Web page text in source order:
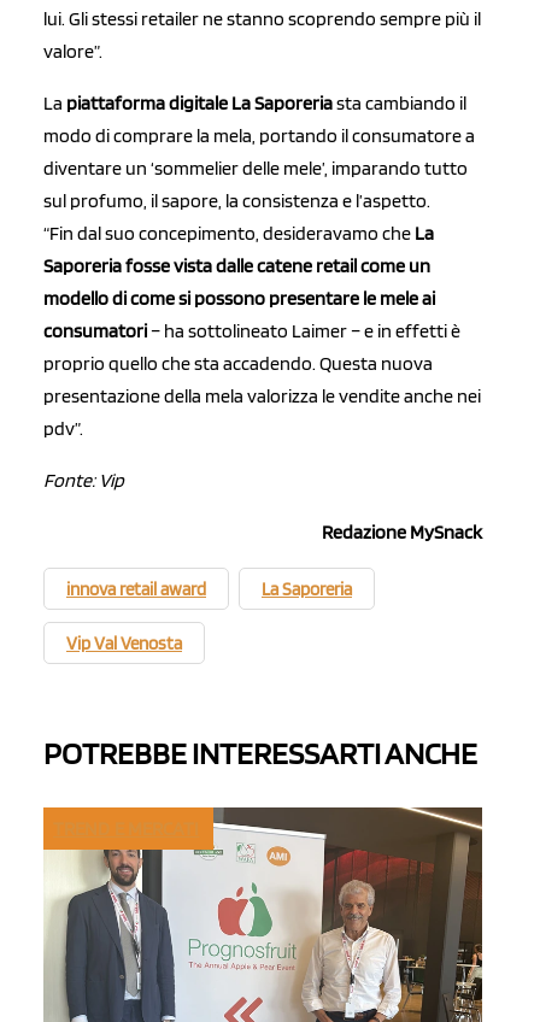
lui. Gli stessi retailer ne stanno scoprendo sempre più il
valore”.
La piattaforma digitale La Saporeriasta cambiando il
modo di comprare la mela, portando il consumatore a
diventare un ‘sommelier delle mele’, imparando tutto
sul profumo, il sapore, la consistenza e l’aspetto.
“Fin dal suo concepimento, desideravamo che La
Saporeria fosse vista dalle catene retail come un
modello di come si possono presentare le mele ai
consumatori– ha sottolineato Laimer – e in effetti è
proprio quello che sta accadendo. Questa nuova
presentazione della mela valorizza le vendite anche nei
pdv”.
Fonte: Vip
Redazione MySnack
innova retail award La Saporeria
Vip Val Venosta
POTREBBE INTERESSARTI ANCHE